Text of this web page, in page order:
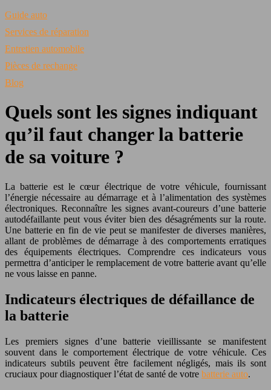
Guide auto
Services de réparation
Entretien automobile
Pièces de rechange
Blog
Quels sont les signes indiquant
qu’il faut changer la batterie
de sa voiture ?
La batterie est le cœur électrique de votre véhicule, fournissant
l’énergie nécessaire au démarrage et à l’alimentation des systèmes
électroniques. Reconnaître les signes avant-coureurs d’une batterie
autodéfaillante peut vous éviter bien des désagréments sur la route.
Une batterie en fin de vie peut se manifester de diverses manières,
allant de problèmes de démarrage à des comportements erratiques
des équipements électriques. Comprendre ces indicateurs vous
permettra d’anticiper le remplacement de votre batterie avant qu’elle
ne vous laisse en panne.
Indicateurs électriques de défaillance de
la batterie
Les premiers signes d’une batterie vieillissante se manifestent
souvent dans le comportement électrique de votre véhicule. Ces
indicateurs subtils peuvent être facilement négligés, mais ils sont
cruciaux pour diagnostiquer l’état de santé de votre batterie auto.